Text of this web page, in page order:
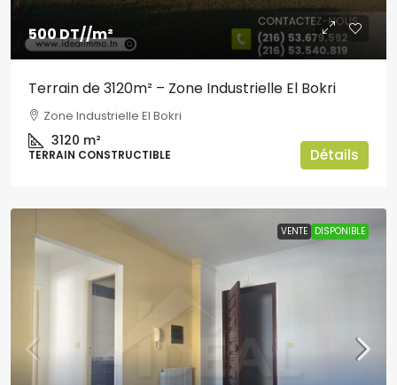
500 DT//m²
Terrain de 3120m² – Zone Industrielle El Bokri
Zone Industrielle El Bokri
3120 m²
TERRAIN CONSTRUCTIBLE Détails
VENTE DISPONIBLE